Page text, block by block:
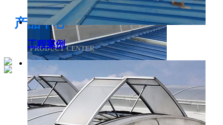
侧开型排烟天窗
产品中心
PRODUCT CENTER
工程案例